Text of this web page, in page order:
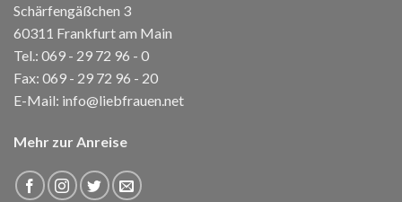
Schärfengäßchen 3
60311 Frankfurt am Main
Tel.: 069 - 29 72 96 - 0
Fax: 069 - 29 72 96 - 20
E-Mail: info@liebfrauen.net
Mehr zur Anreise